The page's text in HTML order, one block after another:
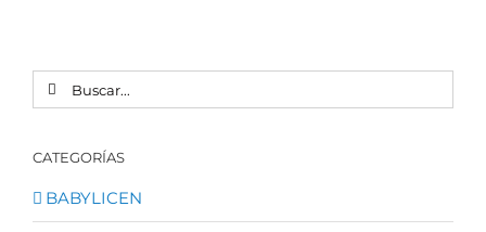
BUSCAR:
CATEGORÍAS
BABYLICEN